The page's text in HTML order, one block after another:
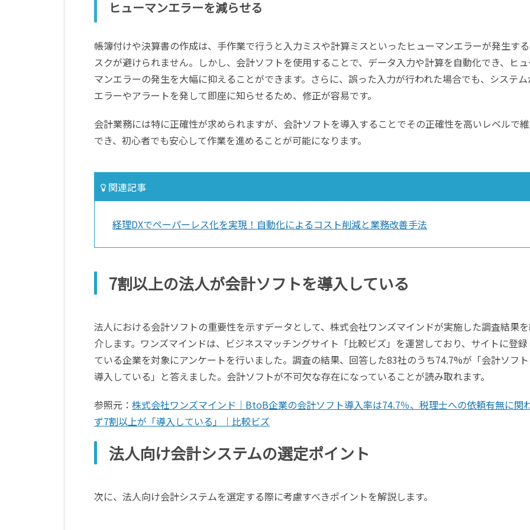
ヒューマンエラーを減らせる
帳簿付けや決算書の作成は、手作業で行うと入力ミスや計算ミスといったヒューマンエラーが発生す
スクが避けられません。しかし、会計ソフトを使用することで、データ入力や計算を自動化でき、ヒュ
マンエラーの発生を大幅に抑えることができます。さらに、誤った入力が行われた場合でも、システム
エラーやアラートを発して即座に知らせるため、修正が容易です。
会計業務には特に正確性が求められますが、会計ソフトを導入することでその正確性を高いレベルで
でき、初心者でも安心して作業を進めることが可能になります。
関連記事
経理DXでペーパーレス化を実現！自動化によるコスト削減と業務改善手法
7割以上の法人が会計ソフトを導入している
法人における会計ソフトの重要性を示すデータとして、株式会社ワンズマインドが実施した調査結果
介します。ワンズマインドは、ビジネスマッチングサイト「比較ビズ」を運営しており、サイトに登録
ている企業を対象にアンケートを行いました。調査の結果、回答した83社のうち74.7%が「会計ソフ
導入している」と答えました。会計ソフトが不可欠な存在になっていることが読み取れます。
参照元： 株式会社ワンズマインド｜BtoB企業の会計ソフト導入率は74.7％、税理士への依頼有無に関
ず7割以上が「導入している」｜比較ビズ
法人向け会計システムの選定ポイント
次に、法人向け会計システムを選定する際に考慮すべきポイントを解説します。